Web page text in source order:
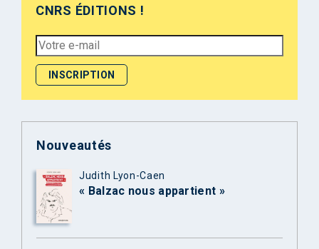
CNRS ÉDITIONS !
Nouveautés
Judith Lyon-Caen
« Balzac nous appartient »